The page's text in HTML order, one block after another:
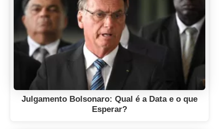
Julgamento Bolsonaro: Qual é a Data e o que
Esperar?